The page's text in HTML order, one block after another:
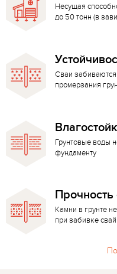
Несущая
до 50 тонн (в
Сваи
промерзания
Грунтовые воды
фундаменту
Прочность
Камни в грунте
при забивке свай